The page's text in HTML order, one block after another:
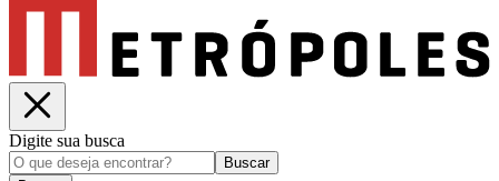
Digite sua busca
Buscar